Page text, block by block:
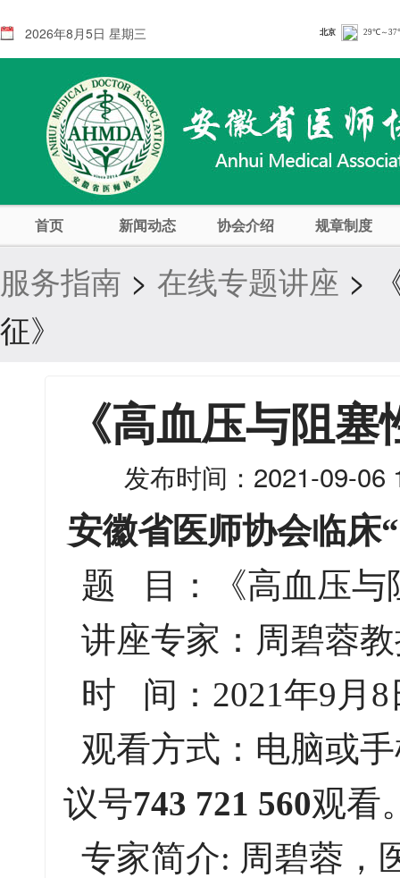
2026年8月5日 星期三
首页 新闻动态 协会介绍 规章制度
服务指南 > 在线专题讲座 >
征》
《高血压与阻
发布时间：2021-09-06
安徽省医师协会临床
题 目：《高血压与
讲座专家：周碧蓉
时 间：2021年9月8
观看方式：电脑或
议号743 721 560观看
专家简介: 周碧蓉，